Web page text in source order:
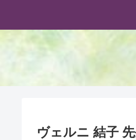
ヴェルニ 結子